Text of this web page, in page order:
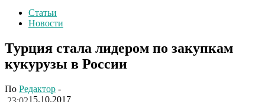
Статьи
Новости
Турция стала лидером по закупкам
кукурузы в России
По Редактор -
15.10.2017